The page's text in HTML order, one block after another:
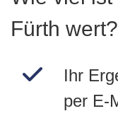
Fürth wert?
Ihr
per E-